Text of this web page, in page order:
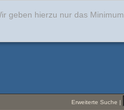
geben hierzu nur das Minimum
Erweiterte Suche |